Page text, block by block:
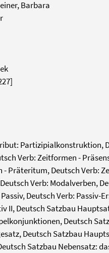
Barbara
Partizipialkonstruktion,
Verb: Zeitformen -
- Präteritum, Deutsch Verb:
Verb: Modalverben,
Deutsch Verb:
II, Deutsch Satzbau
Deutsch
Deutsch Satzbau
Satzbau Nebensatz: